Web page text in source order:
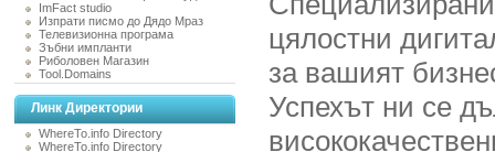
ImFact studio
Изпрати писмо до Дядо Мраз
Телевизионна програма
Зъбни импланти
Риболовен Магазин
Tool.Domains
Линк Директории
WhereTo.info Directory
WhereTo.info Directory
цялостни
за вашият
Успехът ни се